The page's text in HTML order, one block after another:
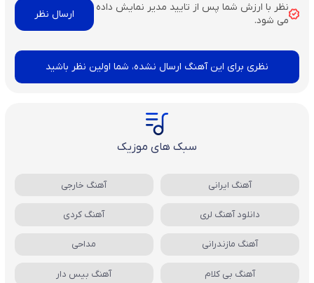
نظر با ارزش شما پس از تایید مدیر نمایش داده
می شود.
نظری برای این آهنگ ارسال نشده، شما اولین نظر باشید
سبک های موزیک
آهنگ ایرانی آهنگ خارجی
دانلود آهنگ لری آهنگ کردی
آهنگ مازندرانی مداحی
آهنگ بی کلام آهنگ بیس دار